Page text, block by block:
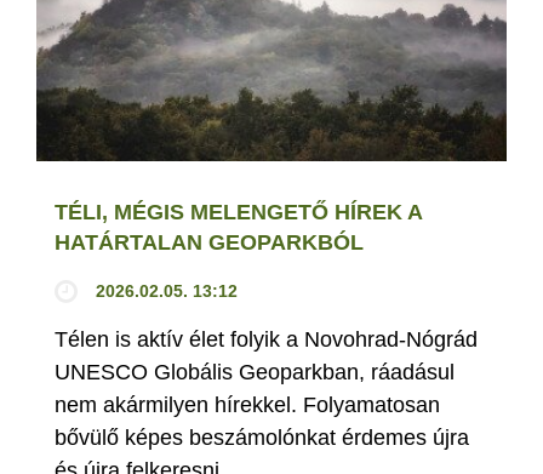
TÉLI, MÉGIS MELENGETŐ HÍREK A
HATÁRTALAN GEOPARKBÓL
2026.02.05. 13:12
Télen is aktív élet folyik a Novohrad-Nógrád
UNESCO Globális Geoparkban, ráadásul
nem akármilyen hírekkel. Folyamatosan
bővülő képes beszámolónkat érdemes újra